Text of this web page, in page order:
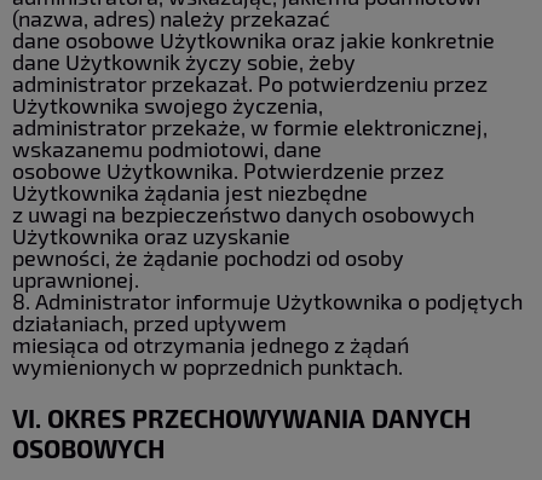
(nazwa, adres) należy przekazać
dane osobowe Użytkownika oraz jakie konkretnie
dane Użytkownik życzy sobie, żeby
administrator przekazał. Po potwierdzeniu przez
Użytkownika swojego życzenia,
administrator przekaże, w formie elektronicznej,
wskazanemu podmiotowi, dane
osobowe Użytkownika. Potwierdzenie przez
Użytkownika żądania jest niezbędne
z uwagi na bezpieczeństwo danych osobowych
Użytkownika oraz uzyskanie
pewności, że żądanie pochodzi od osoby
uprawnionej.
8. Administrator informuje Użytkownika o podjętych
działaniach, przed upływem
miesiąca od otrzymania jednego z żądań
wymienionych w poprzednich punktach.
VI. OKRES PRZECHOWYWANIA DANYCH
OSOBOWYCH